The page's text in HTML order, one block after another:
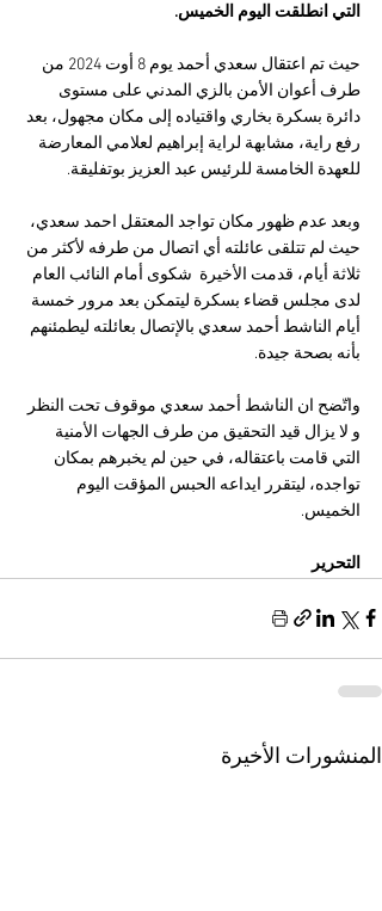
التي انطلقت اليوم الخميس.
حيث تم اعتقال سعدي أحمد يوم 8 أوت 2024 من
طرف أعوان الأمن بالزي المدني على مستوى
دائرة بسكرة بخاري واقتياده إلى مكان مجهول، بعد
رفع راية، مشابهة لراية إبراهيم لعلامي المعارضة
للعهدة الخامسة للرئيس عبد العزيز بوتفليقة.
وبعد عدم ظهور مكان تواجد المعتقل احمد سعدي،
حيث لم تتلقى عائلته أي اتصال من طرفه لأكثر من
ثلاثة أيام، قدمت الأخيرة  شكوى أمام النائب العام
لدى مجلس قضاء بسكرة ليتمكن بعد مرور خمسة
أيام الناشط أحمد سعدي بالإتصال بعائلته ليطمئنهم
بأنه بصحة جيدة. ‏
واتّضح ان الناشط أحمد سعدي موقوف تحت النظر
و لا يزال قيد التحقيق من طرف الجهات الأمنية
التي قامت باعتقاله، في حين لم يخبرهم بمكان
تواجده، ليتقرر ايداعه الحبس المؤقت اليوم
الخميس.
التحرير
المنشورات الأخيرة